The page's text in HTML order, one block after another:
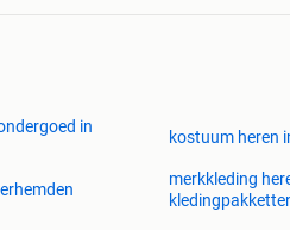
in
kostuum heren
merkkleding